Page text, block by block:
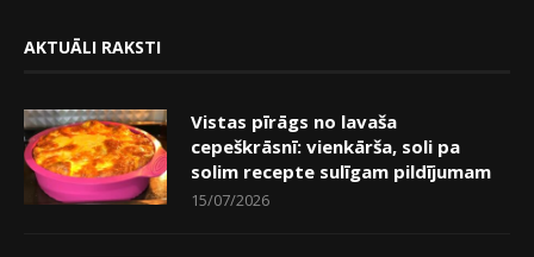
AKTUĀLI RAKSTI
Vistas pīrāgs no lavaša
cepeškrāsnī: vienkārša, soli pa
solim recepte sulīgam pildījumam
15/07/2026